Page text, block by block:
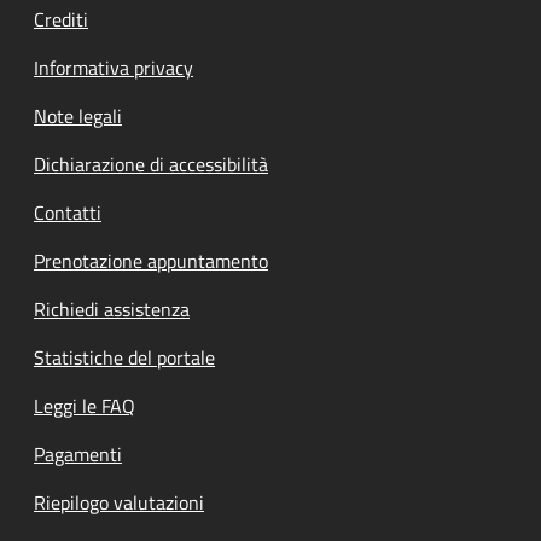
Crediti
Informativa privacy
Note legali
Dichiarazione di accessibilità
Contatti
Prenotazione appuntamento
Richiedi assistenza
Statistiche del portale
Leggi le FAQ
Pagamenti
Riepilogo valutazioni